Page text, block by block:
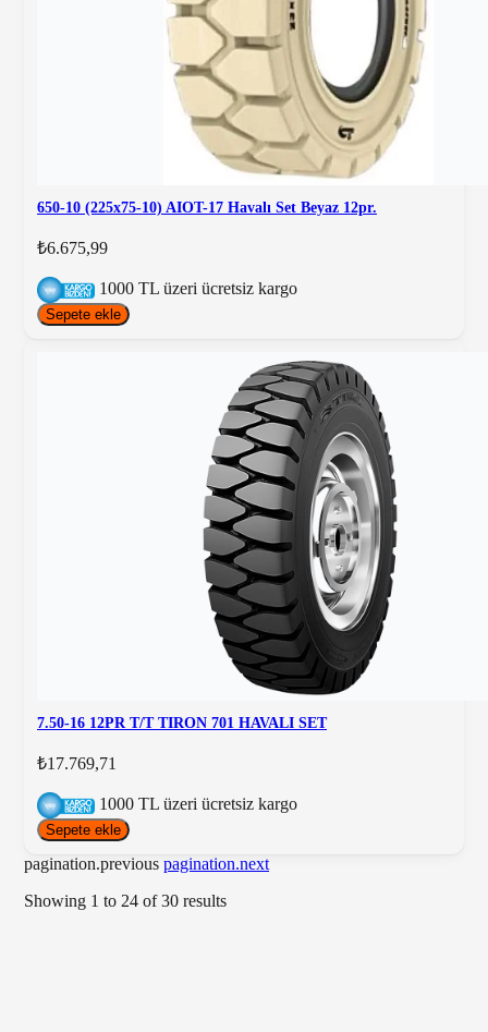
650-10 (225x75-10) AIOT-17 Havalı Set Beyaz 12pr.
₺6.675,99
1000 TL üzeri ücretsiz kargo
Sepete ekle
7.50-16 12PR T/T TIRON 701 HAVALI SET
₺17.769,71
1000 TL üzeri ücretsiz kargo
Sepete ekle
pagination.previous pagination.next
Showing 1 to 24 of30 results